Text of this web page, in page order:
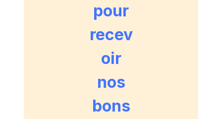
pour
recev
oir
nos
bons